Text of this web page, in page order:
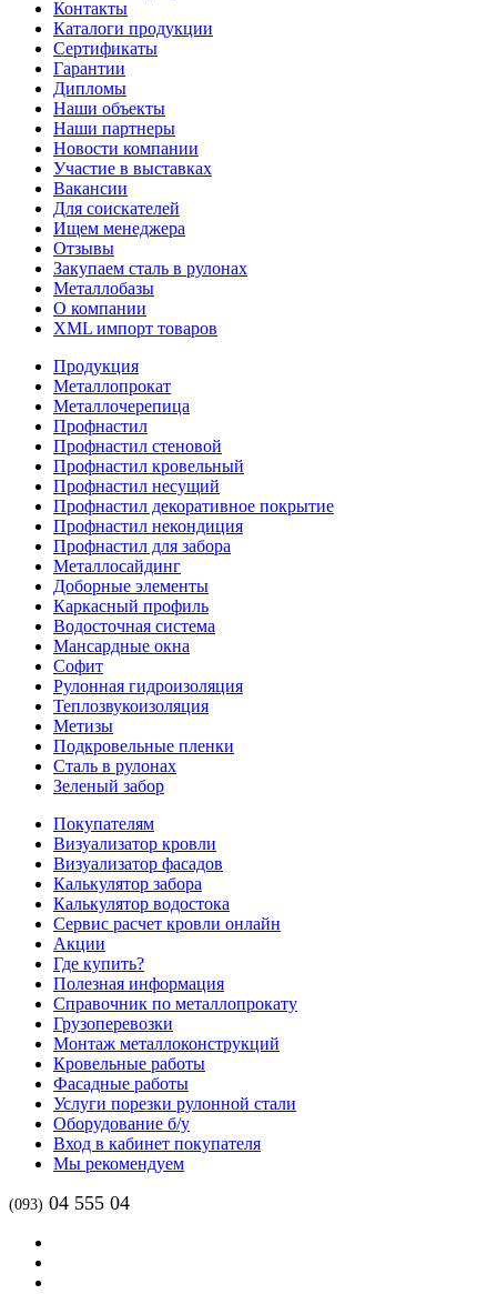
Контакты
Каталоги продукции
Сертификаты
Гарантии
Дипломы
Наши объекты
Наши партнеры
Новости компании
Участие в выставках
Вакансии
Для соискателей
Ищем менеджера
Отзывы
Закупаем сталь в рулонах
Металлобазы
О компании
XML импорт товаров
Продукция
Металлопрокат
Металлочерепица
Профнастил
Профнастил стеновой
Профнастил кровельный
Профнастил несущий
Профнастил декоративное покрытие
Профнастил некондиция
Профнастил для забора
Металлосайдинг
Доборные элементы
Каркасный профиль
Водосточная система
Мансардные окна
Софит
Рулонная гидроизоляция
Теплозвукоизоляция
Метизы
Подкровельные пленки
Сталь в рулонах
Зеленый забор
Покупателям
Визуализатор кровли
Визуализатор фасадов
Калькулятор забора
Калькулятор водостока
Сервис расчет кровли онлайн
Акции
Где купить?
Полезная информация
Справочник по металлопрокату
Грузоперевозки
Монтаж металлоконструкций
Кровельные работы
Фасадные работы
Услуги порезки рулонной стали
Оборудование б/у
Вход в кабинет покупателя
Мы рекомендуем
(093) 04 555 04